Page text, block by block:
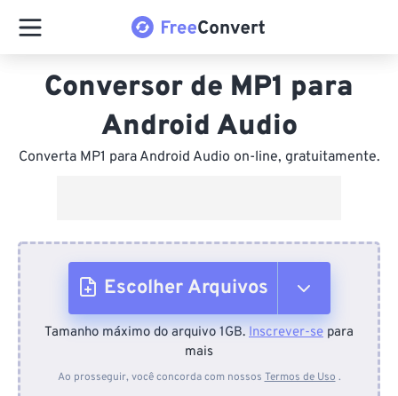
Conversor de MP1 para
Android Audio
Converta MP1 para Android Audio on-line, gratuitamente.
Escolher Arquivos
Do dispositivo
Tamanho máximo do arquivo 1GB. Inscrever-se para
mais
Ao prosseguir, você concorda com nossos Termos de Uso .